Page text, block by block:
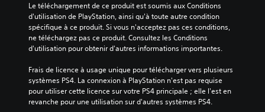
s
t
o
u
h
e
s
V
Le téléchargement de ce produit est soumis aux Conditions
d'utilisation de PlayStation, ainsi qu'à toute autre condition
spécifique à ce produit. Si vous n'acceptez pas ces conditions,
ne téléchargez pas ce produit. Consultez les Conditions
d'utilisation pour obtenir d'autres informations importantes.
Frais de licence à usage unique pour télécharger vers plusieurs
systèmes PS4. La connexion à PlayStation n'est pas requise
pour utiliser cette licence sur votre PS4 principale ; elle l'est en
revanche pour une utilisation sur d'autres systèmes PS4.